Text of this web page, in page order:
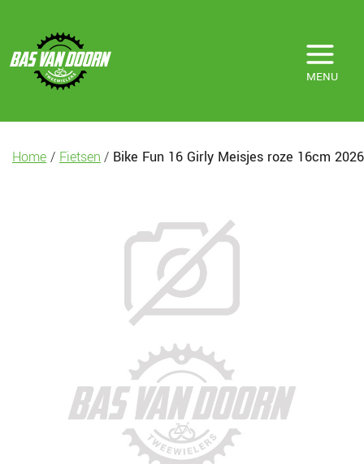
MENU
Home / Fietsen / Bike Fun 16 Girly Meisjes roze 16cm 2026